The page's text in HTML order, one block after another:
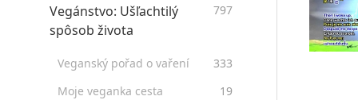
Vegánstvo: Ušľachtilý
spôsob života
797
Veganský pořad o vaření
333
Moje veganka cesta
19